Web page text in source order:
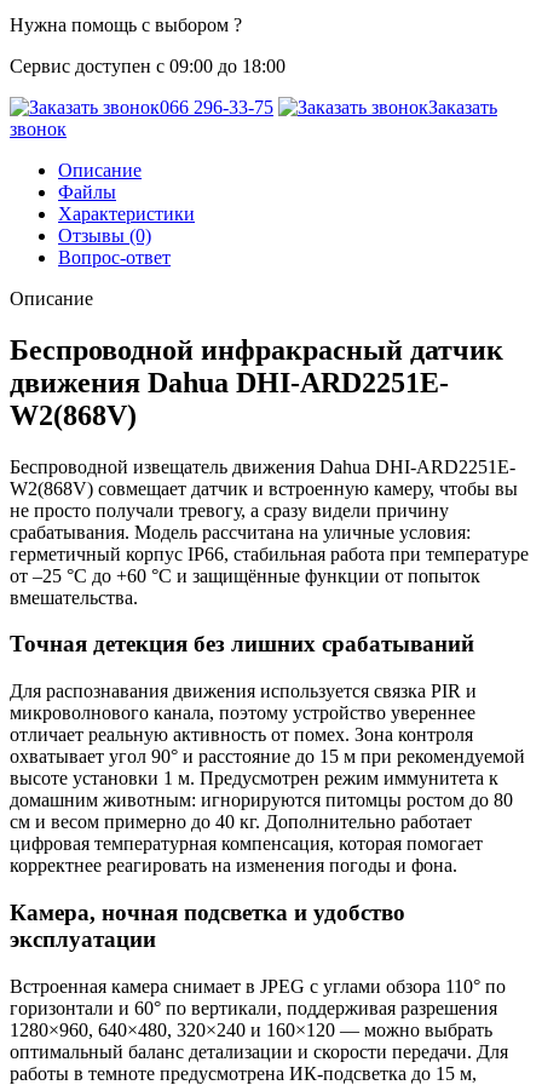
Нужна помощь с выбором ?
Сервис доступен с 09:00 до 18:00
066 296-33-75
Заказать
звонок
Описание
Файлы
Характеристики
Отзывы (0)
Вопрос-ответ
Описание
Беспроводной инфракрасный датчик
движения Dahua DHI-ARD2251E-
W2(868V)
Беспроводной извещатель движения Dahua DHI-ARD2251E-
W2(868V) совмещает датчик и встроенную камеру, чтобы вы
не просто получали тревогу, а сразу видели причину
срабатывания. Модель рассчитана на уличные условия:
герметичный корпус IP66, стабильная работа при температуре
от –25 °C до +60 °C и защищённые функции от попыток
вмешательства.
Точная детекция без лишних срабатываний
Для распознавания движения используется связка PIR и
микроволнового канала, поэтому устройство увереннее
отличает реальную активность от помех. Зона контроля
охватывает угол 90° и расстояние до 15 м при рекомендуемой
высоте установки 1 м. Предусмотрен режим иммунитета к
домашним животным: игнорируются питомцы ростом до 80
см и весом примерно до 40 кг. Дополнительно работает
цифровая температурная компенсация, которая помогает
корректнее реагировать на изменения погоды и фона.
Камера, ночная подсветка и удобство
эксплуатации
Встроенная камера снимает в JPEG с углами обзора 110° по
горизонтали и 60° по вертикали, поддерживая разрешения
1280×960, 640×480, 320×240 и 160×120 — можно выбрать
оптимальный баланс детализации и скорости передачи. Для
работы в темноте предусмотрена ИК-подсветка до 15 м,